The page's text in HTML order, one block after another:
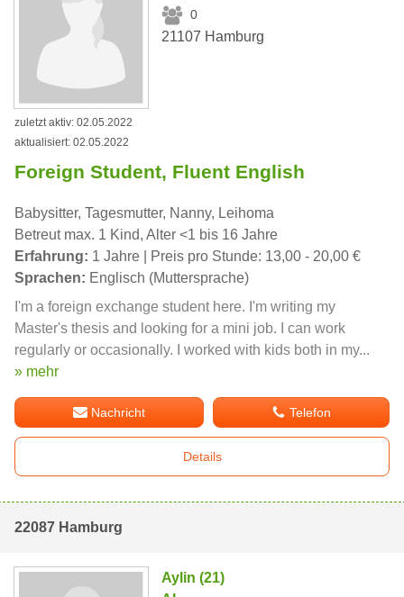
0
21107 Hamburg
zuletzt aktiv: 02.05.2022
aktualisiert: 02.05.2022
Foreign Student, Fluent English
Babysitter, Tagesmutter, Nanny, Leihoma
Betreut max. 1 Kind, Alter <1 bis 16 Jahre
Erfahrung: 1 Jahre | Preis pro Stunde: 13,00 - 20,00 €
Sprachen: Englisch (Muttersprache)
I'm a foreign exchange student here. I'm writing my
Master's thesis and looking for a mini job. I can work
regularly or occasionally. I worked with kids both in my...
» mehr
Nachricht Telefon
Details
22087 Hamburg
Aylin (21)